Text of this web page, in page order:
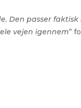
Den passer faktisk
vejen igennem”